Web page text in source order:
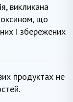
викликана
що
і збережених
продуктах не